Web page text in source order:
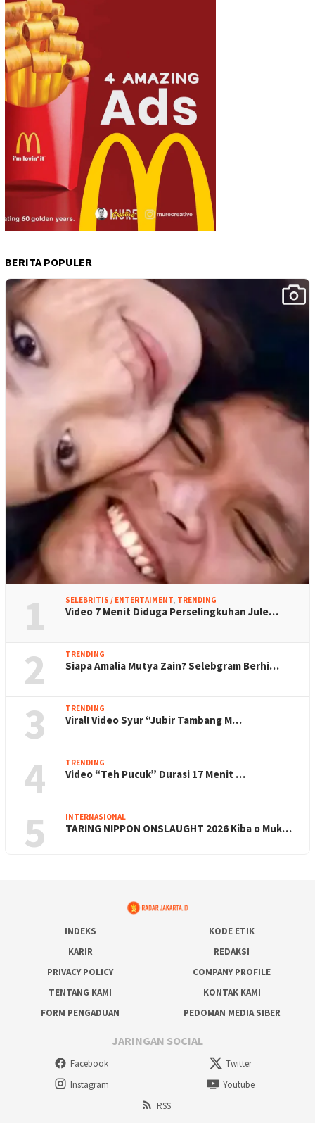
BERITA POPULER
1 SELEBRITIS / ENTERTAIMENT, TRENDING
Video 7 Menit Diduga Perselingkuhan Jule…
2 TRENDING
Siapa Amalia Mutya Zain? Selebgram Berhi…
3 TRENDING
Viral! Video Syur “Jubir Tambang M…
4 TRENDING
Video “Teh Pucuk” Durasi 17 Menit …
5 INTERNASIONAL
TARING NIPPON ONSLAUGHT 2026 Kiba o Muk…
INDEKS
KODE ETIK
KARIR
REDAKSI
PRIVACY POLICY
COMPANY PROFILE
TENTANG KAMI
KONTAK KAMI
FORM PENGADUAN
PEDOMAN MEDIA SIBER
JARINGAN SOCIAL
Facebook
Twitter
Instagram
Youtube
RSS